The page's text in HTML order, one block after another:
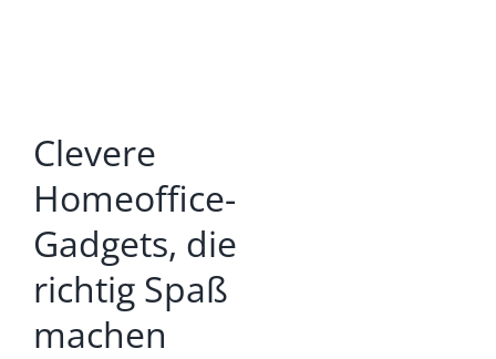
Clevere
Homeoffice-
Gadgets, die
richtig Spaß
machen